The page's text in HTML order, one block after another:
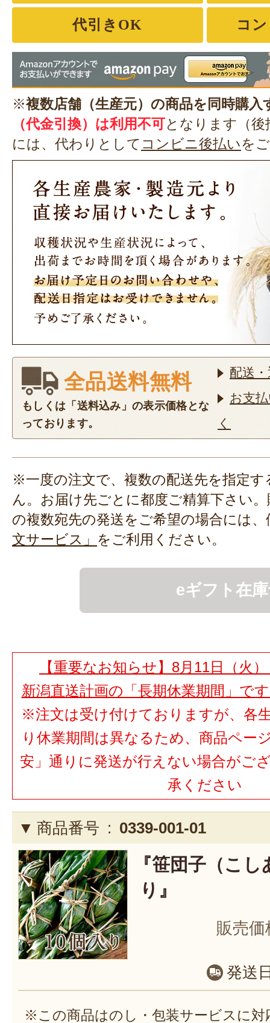
代引きOK コ
※複数店舗（生産元）の商品を同時購入
（代金引換）は利用不可となります（
には、代わりとして コンビニ後払いを
全品送料無料
もしくは「送料込み」の表示価格とな
っております。
配送
お支
く
※一度の注文で、複数の配送先を指定
ん。お届け先ごとに都度ご精算下さい
の複数宛先の発送をご希望の場合には、
文サービス」 をご利用ください。
eギフト在
【重要なお知らせ】8月11日（火
新潟直送計画の「長期休業期間」で
※注文は受け付けておりますが、各
り休業期間は異なるため、商品ペー
安」通りに発送が行えない場合がご
承ください
商品番号 : 0339-001-01
『笹団子（こ
り』
販売価
発送
※この商品はのし・包装サービスに対